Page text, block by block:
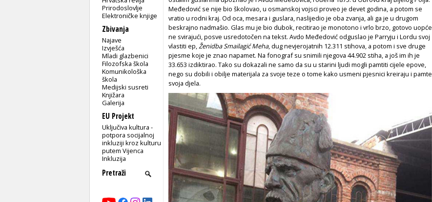
Prirodoslovlje
Elektroničke knjige
Zbivanja
Najave
Izvješća
Mladi glazbenici
Filozofska škola
Komunikološka
škola
Medijski susreti
Knjižara
Galerija
EU Projekt
Uključiva kultura -
potpora socijalnoj
inkluziji kroz kulturu
putem Vijenca
Inkluzija
Međedović se nije bio školovao, u osmanskoj vojsci proveo je devet godina, a potom se
vratio u rodni kraj. Od oca, mesara i guslara, naslijedio je oba zvanja, ali ga je u drugom
beskrajno nadmašio. Glas mu je bio dubok, recitirao je monotono i vrlo brzo, gotovo uopće
ne svirajući, posve usredotočen na tekst. Avdo Međedović odguslao je Parryju i Lordu svoj
vlastiti ep, Ženidba Smailagić Meha, dug nevjerojatnih 12.311 stihova, a potom i sve druge
pjesme koje je znao napamet. Na fonograf su snimili njegova 44.902 stiha, a još im ih je
33.653 izdiktirao. Tako su dokazali ne samo da su u starini ljudi mogli pamtiti cijele epove,
nego su dobili i obilje materijala za svoje teze o tome kako usmeni pjesnici kreiraju i pamte
svoja djela.